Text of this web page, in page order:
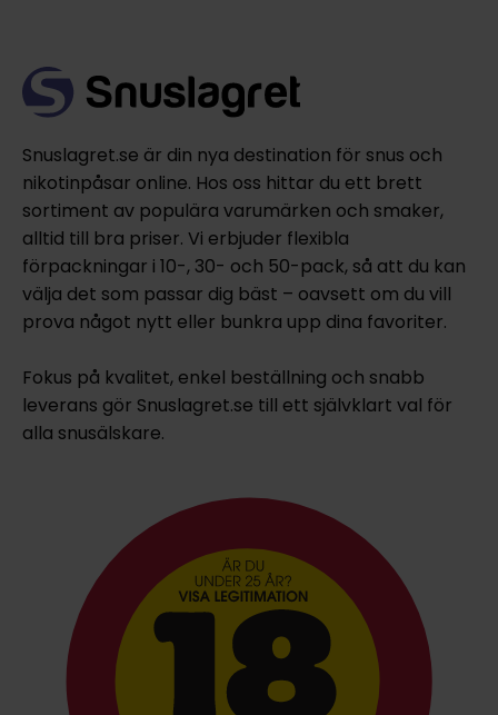
Snuslagret.se är din nya destination för snus och
nikotinpåsar online. Hos oss hittar du ett brett
sortiment av populära varumärken och smaker,
alltid till bra priser. Vi erbjuder flexibla
förpackningar i 10-, 30- och 50-pack, så att du kan
välja det som passar dig bäst – oavsett om du vill
prova något nytt eller bunkra upp dina favoriter.
Fokus på kvalitet, enkel beställning och snabb
leverans gör Snuslagret.se till ett självklart val för
alla snusälskare.